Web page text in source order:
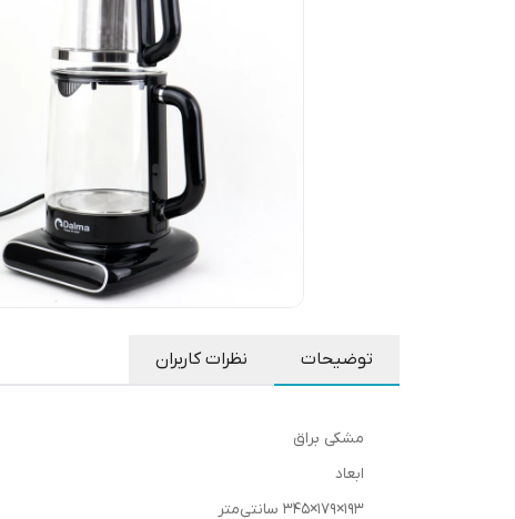
توضیحات نظرات کاربران
مشکی براق
ابعاد
193×179×345 سانتی‌متر